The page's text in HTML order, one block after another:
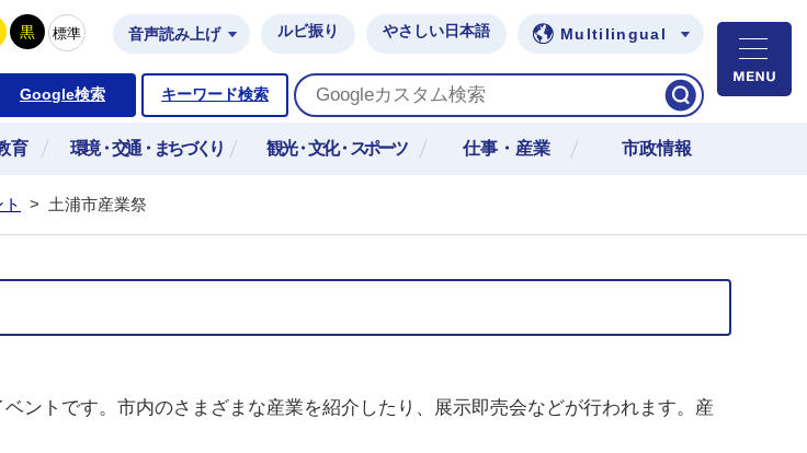
黒 標準 音声読み上げ ルビ振り やさしい日本語 Multilingual
Google検索 キーワード検索
育 環境・交通・まちづくり 観光・文化・スポーツ 仕事・産業 市政情報
> 土浦市産業祭
ントです。市内のさまざまな産業を紹介したり、展示即売会などが行われます。産